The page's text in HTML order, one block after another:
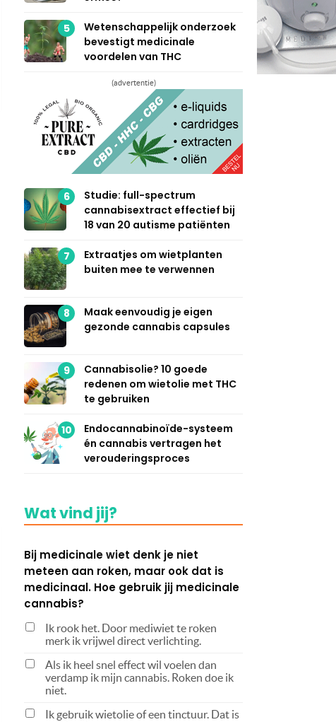
5
Wetenschappelijk onderzoek
bevestigt medicinale
voordelen van THC
(advertentie)
6
Studie: full-spectrum
cannabisextract effectief bij
18 van 20 autisme patiënten
7
Extraatjes om wietplanten
buiten mee te verwennen
8
Maak eenvoudig je eigen
gezonde cannabis capsules
9
Cannabisolie? 10 goede
redenen om wietolie met THC
te gebruiken
10
Endocannabinoïde-systeem
én cannabis vertragen het
verouderingsproces
Wat vind jij?
Bij medicinale wiet denk je niet
meteen aan roken, maar ook dat is
medicinaal. Hoe gebruik jij medicinale
cannabis?
Ik rook het. Door mediwiet te roken
merk ik vrijwel direct verlichting.
Als ik heel snel effect wil voelen dan
verdamp ik mijn cannabis. Roken doe ik
niet.
Ik gebruik wietolie of een tinctuur. Dat is